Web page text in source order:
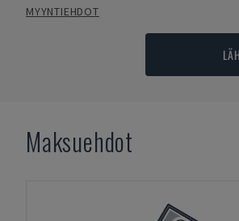
MYYNTIEHDOT
Maksuehdot